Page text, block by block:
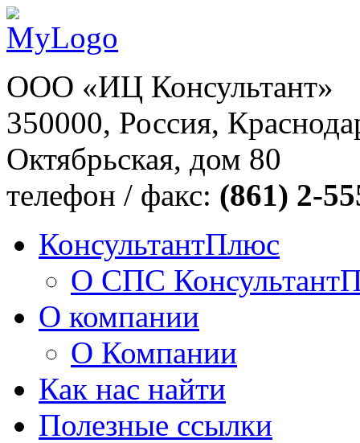
ООО «ИЦ Консультант»
350000, Россия,
Октябрьская, дом 80
телефон / факс: (861) 2-
КонсультантПлюс
О СПС
О компании
О Компании
Как нас найти
Полезные ссылки